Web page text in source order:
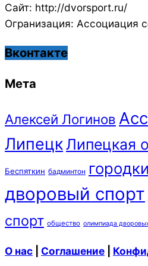
Сайт: http://dvorsport.ru/
Огранизация: Ассоциация
Вконтакте
Мета
Алексей Логинов
ЛипецкЛипецкая
Беспяткин бадминтон городки
дворовый спорт
спорт общество олимпиада
О нас Соглашение